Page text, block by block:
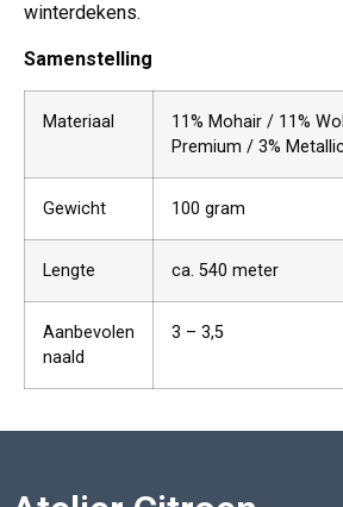
winterdekens.
Samenstelling
Materiaal
11% Mohair / 11%
Premium / 3%
Gewicht 100 gram
Lengte ca. 540 meter
Aanbevolen
naald
3 – 3,5